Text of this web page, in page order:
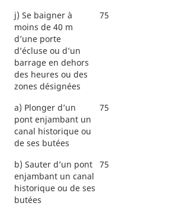
j) Se baigner à
moins de 40 m
d’une porte
d’écluse ou d’un
barrage en dehors
des heures ou des
zones désignées
75
a) Plonger d’un
pont enjambant un
canal historique ou
de ses butées
75
b) Sauter d’un pont
enjambant un canal
historique ou de ses
butées
75